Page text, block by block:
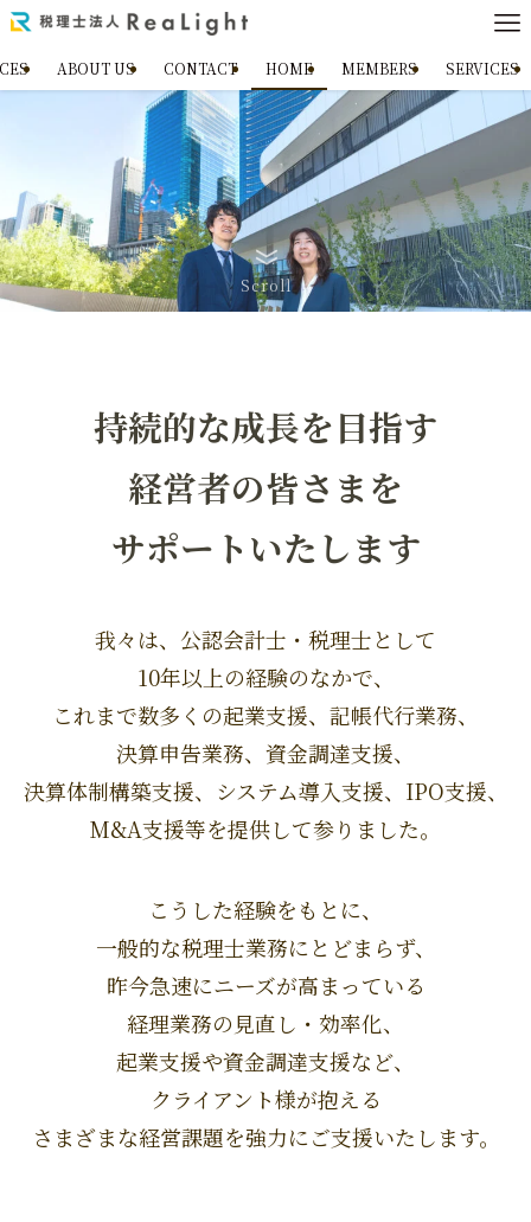
ABOUT US CONTACT HOME MEMBERS SERVICES
Scroll
持続的な成長を目指す
経営者の皆さまを
サポートいたします
我々は、公認会計士・税理士として
10年以上の経験のなかで、
これまで数多くの起業支援、記帳代行業務、
決算申告業務、資金調達支援、
決算体制構築支援、システム導入支援、IPO支援、
M&A支援等を提供して参りました。
こうした経験をもとに、
一般的な税理士業務にとどまらず、
昨今急速にニーズが高まっている
経理業務の見直し・効率化、
起業支援や資金調達支援など、
クライアント様が抱える
さまざまな経営課題を強力にご支援いたします。